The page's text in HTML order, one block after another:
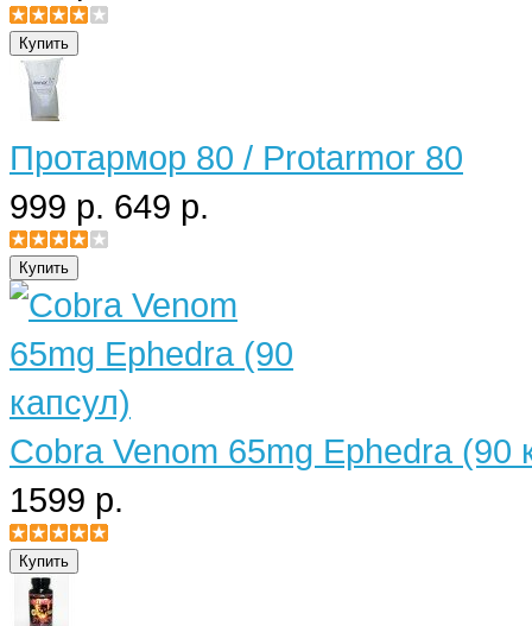
Протармор 80 / Protarmor 80
999 р. 649 р.
Cobra Venom 65mg Ephedra (90
1599 р.